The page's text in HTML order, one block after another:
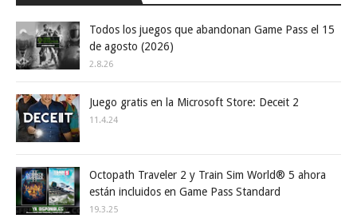
Todos los juegos que abandonan Game Pass el 15
de agosto (2026)
2.8.26
Juego gratis en la Microsoft Store: Deceit 2
11.4.24
Octopath Traveler 2 y Train Sim World® 5 ahora
están incluidos en Game Pass Standard
19.3.25